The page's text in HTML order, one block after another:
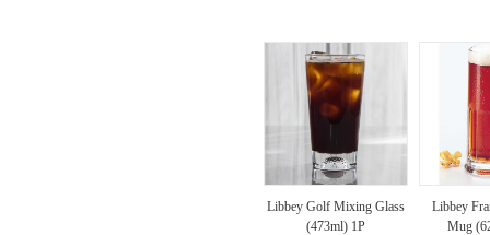
Libbey Golf Mixing Glass
(473ml) 1P
Libbey
Mug